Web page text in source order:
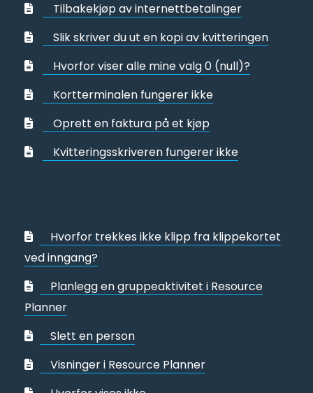
Tilbakekjøp av internettbetalinger
Slik skriver du ut en kopi av kvitteringen
Hvorfor viser alle mine valg 0 (null)?
Kortterminalen fungerer ikke
Oprett en faktura på et kjøp
Kvitteringsskriveren fungerer ikke
Hvorfor trekkes ikke klipp fra klippekortet
ved inngang?
Planlegg en gruppeaktivitet i Resource
Planner
Slett en person
Visninger i Resource Planner